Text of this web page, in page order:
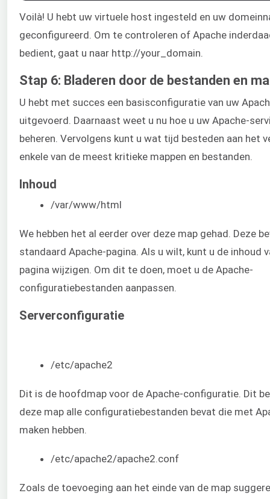
Voilà! U hebt uw virtuele host ingesteld en uw
geconfigureerd. Om te controleren of Apache
bedient, gaat u naar http://your_domain.
Stap 6: Bladeren door de bestanden en
U hebt met succes een basisconfiguratie van uw
uitgevoerd. Daarnaast weet u nu hoe u uw Apache-
beheren. Vervolgens kunt u wat tijd besteden aan het
enkele van de meest kritieke mappen en bestanden.
Inhoud
/var/www/html
We hebben het al eerder over deze map gehad. Deze
standaard Apache-pagina. Als u wilt, kunt u de inhoud
pagina wijzigen. Om dit te doen, moet u de Apache-
configuratiebestanden aanpassen.
Serverconfiguratie
/etc/apache2
Dit is de hoofdmap voor de Apache-configuratie. Dit
deze map alle configuratiebestanden bevat die met
maken hebben.
/etc/apache2/apache2.conf
Zoals de toevoeging aan het einde van de map